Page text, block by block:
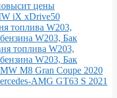
цены
iX xDrive50
топлива W203,
W203, Бак
топлива W203,
W203, Бак
M8 Gran Coupe 2020
AMG GT63 S 2021